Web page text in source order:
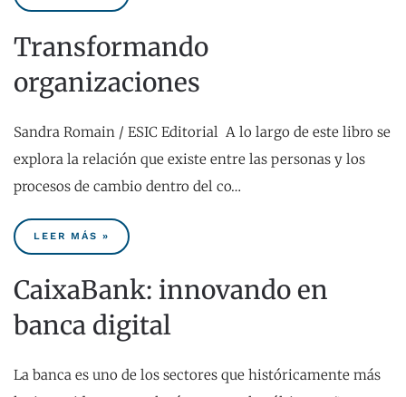
Transformando
organizaciones
Sandra Romain / ESIC Editorial A lo largo de este libro se
explora la relación que existe entre las personas y los
procesos de cambio dentro del co…
LEER MÁS »
CaixaBank: innovando en
banca digital
La banca es uno de los sectores que históricamente más